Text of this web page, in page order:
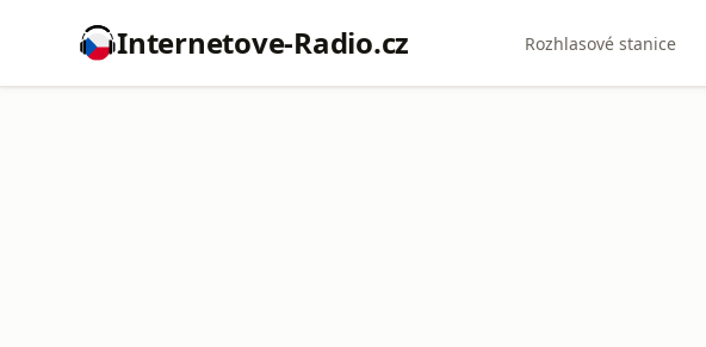
Internetove-Radio.cz Rozhlasové stanice